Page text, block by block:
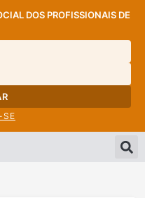
DOS PROFISSIONAIS DE
SE